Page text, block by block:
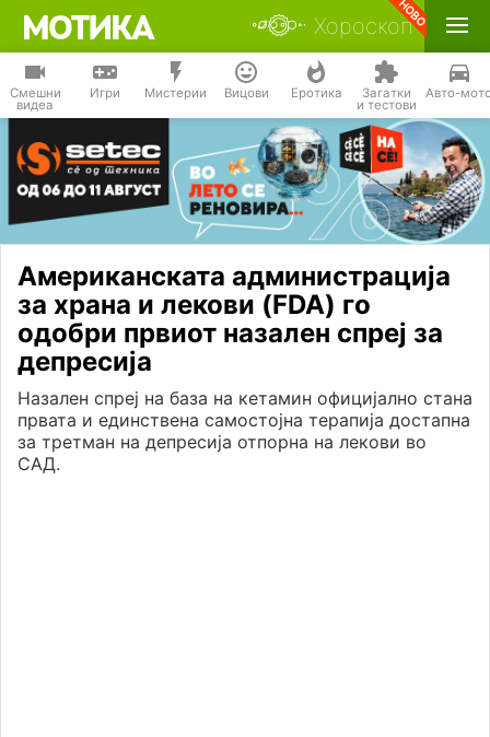
Хороскоп
Смешни
видеа
Игри Мистерии Вицови Еротика Загатки
и тестови
Авто-
Американската администрација
за храна и лекови (FDA) го
одобри првиот назален спреј за
депресија
Назален спреј на база на кетамин официјално стана
првата и единствена самостојна терапија достапна
за третман на депресија отпорна на лекови во
САД.